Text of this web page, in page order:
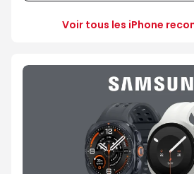
Voir tous les iPhone